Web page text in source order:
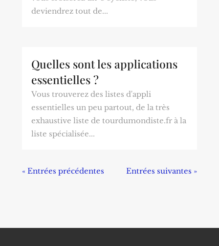
deviendrez tout de...
Quelles sont les applications
essentielles ?
Vous trouverez des listes d'appli
essentielles un peu partout, de la très
exhaustive liste de tourdumondiste.fr à la
liste spécialisée...
« Entrées précédentes Entrées suivantes »